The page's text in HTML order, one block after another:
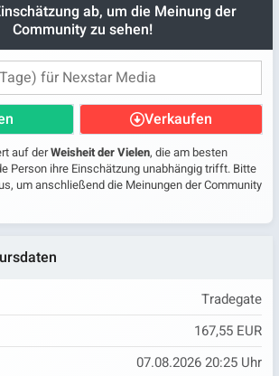
ab, um die Meinung der
Community zu sehen!
Verkaufen
auf derWeisheit der Vielen, die am besten
Person ihre Einschätzung unabhängig trifft. Bitte
um anschließend die Meinungen der Community
Tradegate
167,55 EUR
07.08.2026 20:25 Uhr